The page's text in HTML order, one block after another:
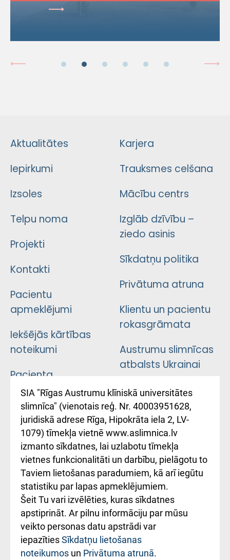
Aktualitātes
Iepirkumi
Izsoles
Telpu noma
Projekti
Kontakti
Pacientu
apmeklējumi
Iekšējās kārtības
noteikumi
Pacienta
atsauksmju/sūdzību
iesniegšanas
kārtība
Kā pie mums nokļūt
Rēķinu apmaksas
ceļvedis
Rekvizīti un
ārstniecības
iestādes kods
010000234
Karjera
Trauksmes celšana
Mācību centrs
Izglāb dzīvību –
ziedo asinis
Sīkdatņu politika
Privātuma atruna
Klientu un pacientu
rokasgrāmata
Austrumu slimnīcas
atbalsts Ukrainai
Підтримка Східної
лікарні та співпраця з
Україною
SIA "Rīgas Austrumu klīniskā universitātes
slimnīca" (vienotais reģ. Nr. 40003951628,
juridiskā adrese Rīga, Hipokrāta iela 2, LV-
1079) tīmekļa vietnē www.aslimnica.lv
izmanto sīkdatnes, lai uzlabotu tīmekļa
vietnes funkcionalitāti un darbību, pielāgotu to
Taviem lietošanas paradumiem, kā arī iegūtu
statistiku par lapas apmeklējumiem.
Šeit Tu vari izvēlēties, kuras sīkdatnes
apstiprināt. Ar pilnu informāciju par mūsu
veikto personas datu apstrādi var
iepazītiesSīkdatņu lietošanas
noteikumos un Privātuma atrunā.